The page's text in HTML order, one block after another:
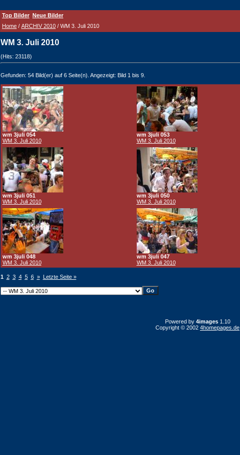
Top Bilder Neue Bilder
Home / ARCHIV 2010 / WM 3. Juli 2010
WM 3. Juli 2010
(Hits: 23118)
Gefunden: 54 Bild(er) auf 6 Seite(n). Angezeigt: Bild 1 bis 9.
wm 3juli 054
WM 3. Juli 2010
wm 3juli 053
WM 3. Juli 2010
wm 3juli 051
WM 3. Juli 2010
wm 3juli 050
WM 3. Juli 2010
wm 3juli 048
WM 3. Juli 2010
wm 3juli 047
WM 3. Juli 2010
1 2 3 4 5 6 » Letzte Seite »
Powered by 4images1.10
Copyright © 2002 4homepages.de